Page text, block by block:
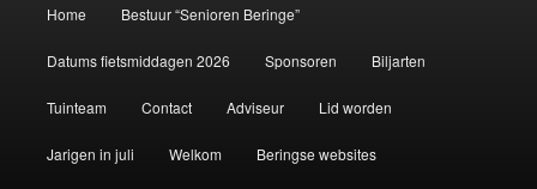
Home Bestuur “Senioren Beringe”
Datums fietsmiddagen 2026 Sponsoren Biljarten
Tuinteam Contact Adviseur Lid worden
Jarigen in juli Welkom Beringse websites